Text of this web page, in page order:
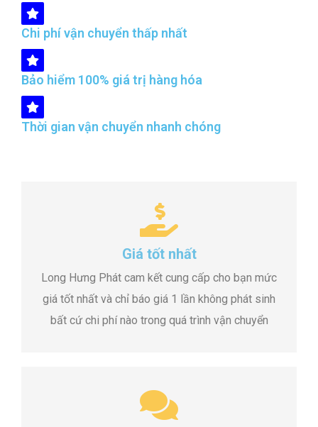
Chi phí vận chuyển thấp nhất
Bảo hiểm 100% giá trị hàng hóa
Thời gian vận chuyển nhanh chóng
Giá tốt nhất
Long Hưng Phát cam kết cung cấp cho bạn mức
giá tốt nhất và chỉ báo giá 1 lần không phát sinh
bất cứ chi phí nào trong quá trình vận chuyển